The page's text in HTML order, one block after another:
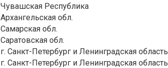
Чувашская Республика
Архангельская обл.
Самарская обл.
Саратовская обл.
г. Санкт-Петербург и Ленинградская область
г. Санкт-Петербург и Ленинградская область